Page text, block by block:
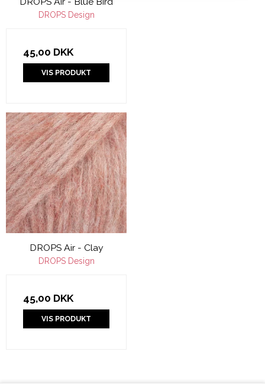
DROPS Design
45,00 DKK
VIS PRODUKT
DROPS Air - Clay
DROPS Design
45,00 DKK
VIS PRODUKT